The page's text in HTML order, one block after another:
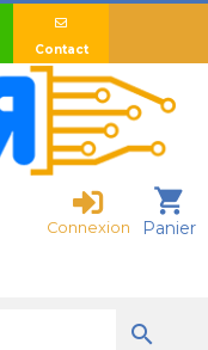
Contact
shopping_cart
Panier
Connexion
